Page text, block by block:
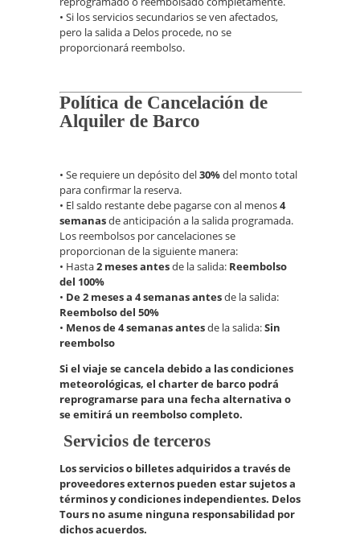
• Si los servicios secundarios se ven afectados,
pero la salida a Delos procede, no se
proporcionará reembolso.
Política de Cancelación de
Alquiler de Barco
• Se requiere un depósito del30%del monto total
para confirmar la reserva.
• El saldo restante debe pagarse con al menos4
semanasde anticipación a la salida programada.
Los reembolsos por cancelaciones se
proporcionan de la siguiente manera:
• Hasta2 meses antesde la salida: Reembolso
del 100%
• De 2 meses a 4 semanas antesde la salida:
Reembolso del 50%
• Menos de 4 semanas antesde la salida:Sin
reembolso
Si el viaje se cancela debido a las condiciones
meteorológicas, el charter de barco podrá
reprogramarse para una fecha alternativa o
se emitirá un reembolso completo.
Servicios de terceros
Los servicios o billetes adquiridos a través de
proveedoresexternos pueden estarsujetos a
términosy condiciones independientes. Delos
Tours noasume ninguna responsabilidad por
dichos acuerdos.